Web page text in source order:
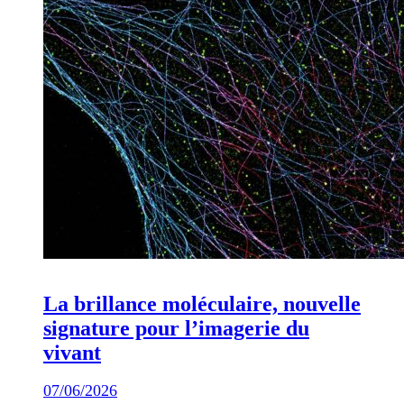
La brillance moléculaire, nouvelle
signature pour l’imagerie du
vivant
07/06/2026